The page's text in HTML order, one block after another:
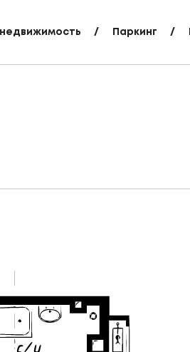
Паркинг